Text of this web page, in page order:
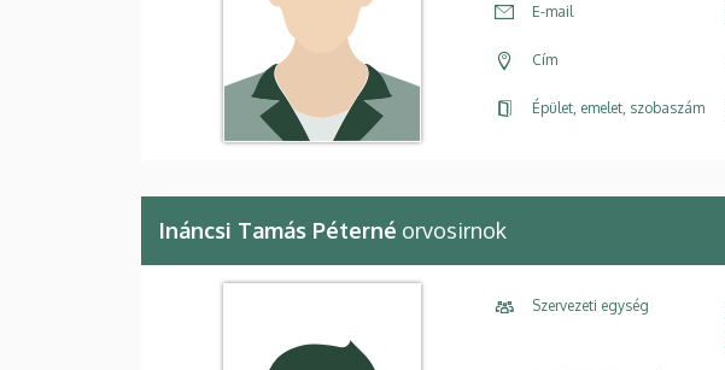
E-mail
Cím
Épület, emelet, szobaszám
Ináncsi Tamás Péterné orvosirnok
Szervezeti egység